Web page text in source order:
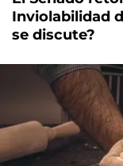
Inviolabilidad
se discute?